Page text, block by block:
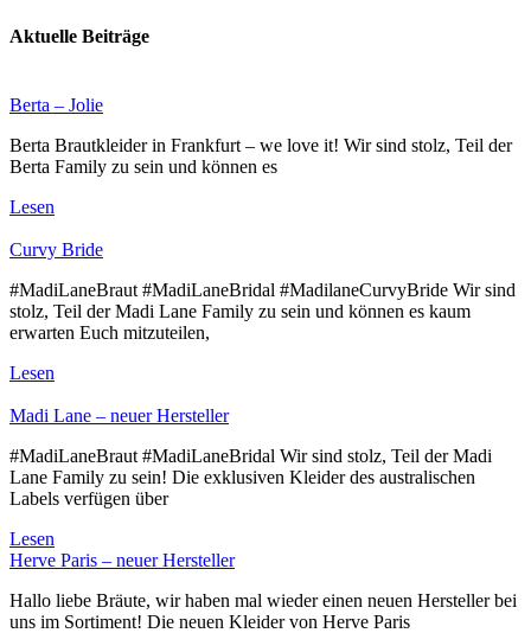
Aktuelle Beiträge
Berta – Jolie
Berta Brautkleider in Frankfurt – we love it! Wir sind stolz, Teil der
Berta Family zu sein und können es
Lesen
Curvy Bride
#MadiLaneBraut #MadiLaneBridal #MadilaneCurvyBride Wir sind
stolz, Teil der Madi Lane Family zu sein und können es kaum
erwarten Euch mitzuteilen,
Lesen
Madi Lane – neuer Hersteller
#MadiLaneBraut #MadiLaneBridal Wir sind stolz, Teil der Madi
Lane Family zu sein! Die exklusiven Kleider des australischen
Labels verfügen über
Lesen
Herve Paris – neuer Hersteller
Hallo liebe Bräute, wir haben mal wieder einen neuen Hersteller bei
uns im Sortiment! Die neuen Kleider von Herve Paris